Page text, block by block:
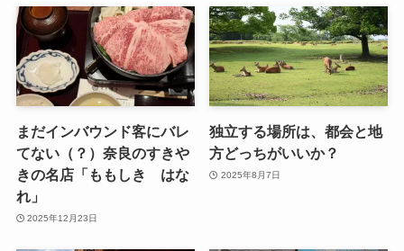
まだインバウンド客にバレ
てない（？）奈良のすきや
きの名店「ももしき はな
れ」
2025年12月23日
独立する場所は、都会と地
方どっちがいいか？
2025年8月7日